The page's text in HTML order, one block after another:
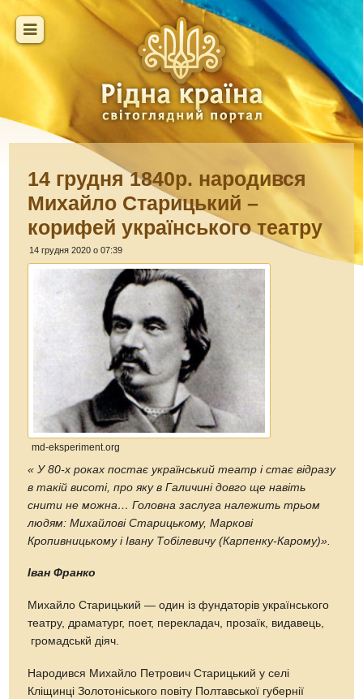
14 грудня 1840р. народився
Михайло Старицький –
корифей українського театру
14 грудня 2020 о 07:39
md-eksperiment.org
« У 80-х роках постає український театр і стає відразу
в такій висоті, про яку в Галичині довго ще навіть
снити не можна… Головна заслуга належить трьом
людям: Михайлові Старицькому,Маркові
Кропивницькому і Івану Тобілевичу (Карпенку-Карому)»
Іван Франко
Михайло Старицький — один із фундаторів українського
театру, драматург, поет, перекладач, прозаїк, видавець,
громадськй діяч.
Народився Михайло Петрович Старицький у селі
Кліщинці Золотоніського повіту Полтавської губернії